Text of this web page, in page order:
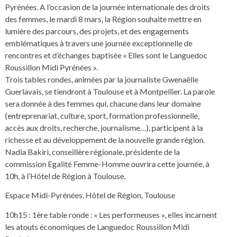
Pyrénées. A l’occasion de la journée internationale des droits
des femmes, le mardi 8 mars, la Région souhaite mettre en
lumière des parcours, des projets, et des engagements
emblématiques à travers une journée exceptionnelle de
rencontres et d’échanges baptisée « Elles sont le Languedoc
Roussillon Midi Pyrénées ».
Trois tables rondes, animées par la journaliste Gwenaëlle
Guerlavais, se tiendront à Toulouse et à Montpellier. La parole
sera donnée à des femmes qui, chacune dans leur domaine
(entreprenariat, culture, sport, formation professionnelle,
accès aux droits, recherche, journalisme…), participent à la
richesse et au développement de la nouvelle grande région.
Nadia Bakiri, conseillère régionale, présidente de la
commission Egalité Femme-Homme ouvrira cette journée, à
10h, à l’Hôtel de Région à Toulouse.
Espace Midi-Pyrénées, Hôtel de Région, Toulouse
10h15 : 1ère table ronde : « Les performeuses », elles incarnent
les atouts économiques de Languedoc Roussillon Midi